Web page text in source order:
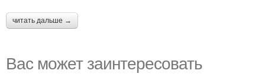
читать дальше →
Вас может заинтересовать